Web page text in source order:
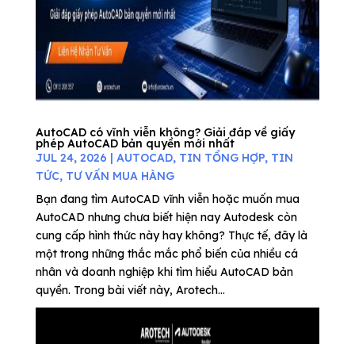
AutoCAD có vĩnh viễn không? Giải đáp về giấy
phép AutoCAD bản quyền mới nhất
JUL 24, 2026 | AUTOCAD, TIN TỔNG HỢP, TIN
TỨC, TƯ VẤN MUA HÀNG
Bạn đang tìm AutoCAD vĩnh viễn hoặc muốn mua
AutoCAD nhưng chưa biết hiện nay Autodesk còn
cung cấp hình thức này hay không? Thực tế, đây là
một trong những thắc mắc phổ biến của nhiều cá
nhân và doanh nghiệp khi tìm hiểu AutoCAD bản
quyền. Trong bài viết này, Arotech...